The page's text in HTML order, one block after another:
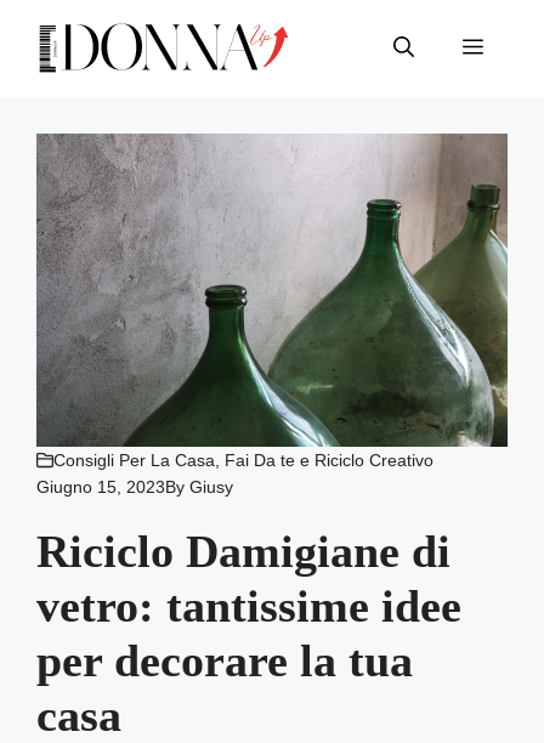
contenuto
Menu
Consigli Per La Casa, Fai Da te e Riciclo Creativo
Giugno 15, 2023ByGiusy
Riciclo Damigiane di
vetro: tantissime idee
per decorare la tua
casa